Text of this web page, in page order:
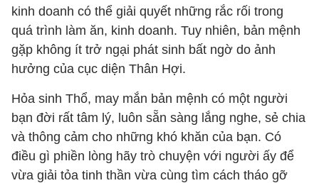
kinh doanh có thể giải quyết những rắc rối trong
quá trình làm ăn, kinh doanh. Tuy nhiên, bản mệnh
gặp không ít trở ngại phát sinh bất ngờ do ảnh
hưởng của cục diện Thân Hợi.
Hỏa sinh Thổ, may mắn bản mệnh có một người
bạn đời rất tâm lý, luôn sẵn sàng lắng nghe, sẻ chia
và thông cảm cho những khó khăn của bạn. Có
điều gì phiền lòng hãy trò chuyện với người ấy để
vừa giải tỏa tinh thần vừa cùng tìm cách tháo gỡ